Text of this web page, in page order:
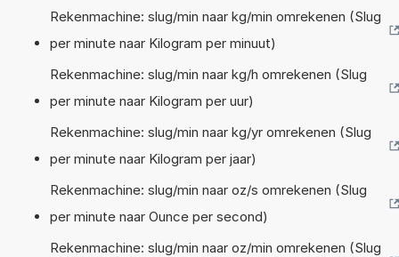
Rekenmachine: slug/min naar kg/min omrekenen (Slug
per minute naar Kilogram per minuut)
Rekenmachine: slug/min naar kg/h omrekenen (Slug
per minute naar Kilogram per uur)
Rekenmachine: slug/min naar kg/yr omrekenen (Slug
per minute naar Kilogram per jaar)
Rekenmachine: slug/min naar oz/s omrekenen (Slug
per minute naar Ounce per second)
Rekenmachine: slug/min naar oz/min omrekenen (Slug